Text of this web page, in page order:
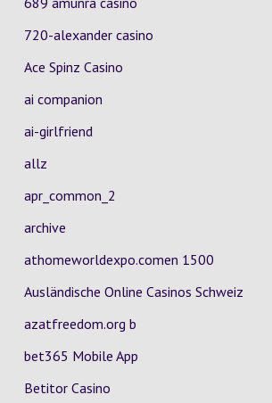
720-alexander casino
Ace Spinz Casino
ai companion
ai-girlfriend
allz
apr_common_2
archive
athomeworldexpo.comen 1500
Ausländische Online Casinos Schweiz
azatfreedom.org b
bet365 Mobile App
Betitor Casino